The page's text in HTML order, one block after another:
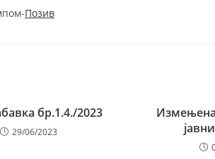
Позив
бр.1.4./2023
29/06/2023
Измењена